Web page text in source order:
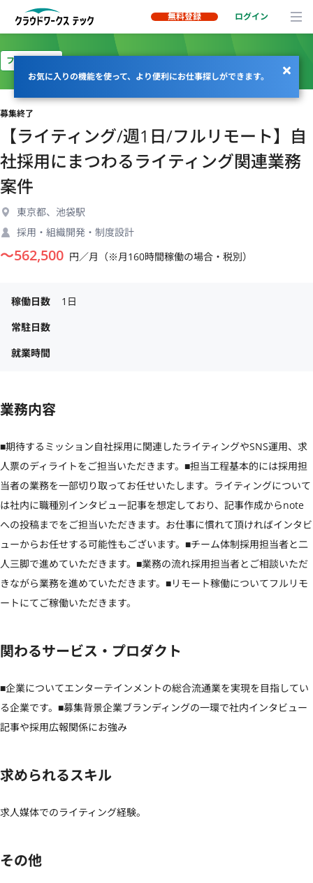
無料登録 ログイン
お気に入りの機能を使って、より便利にお仕事探しができます。
フルリモート
募集終了
【ライティング/週1日/フルリモート】自
社採用にまつわるライティング関連業務
案件
東京都、池袋駅
採用・組織開発・制度設計
〜562,500 円／月（※月160時間稼働の場合・税別）
稼働日数
1日
常駐日数
就業時間
業務内容
■期待するミッション自社採用に関連したライティングやSNS運用、求
人票のディライトをご担当いただきます。■担当工程基本的には採用担
当者の業務を一部切り取ってお任せいたします。ライティングについて
は社内に職種別インタビュー記事を想定しており、記事作成からnote
への投稿までをご担当いただきます。お仕事に慣れて頂ければインタビ
ューからお任せする可能性もございます。■チーム体制採用担当者と二
人三脚で進めていただきます。■業務の流れ採用担当者とご相談いただ
きながら業務を進めていただきます。■リモート稼働についてフルリモ
ートにてご稼働いただきます。
関わるサービス・プロダクト
■企業についてエンターテインメントの総合流通業を実現を目指してい
る企業です。■募集背景企業ブランディングの一環で社内インタビュー
記事や採用広報関係にお強み
求められるスキル
求人媒体でのライティング経験。
その他